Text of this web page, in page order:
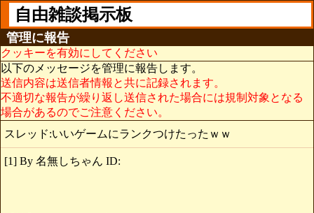
自由雑談掲示板
管理に報告
クッキーを有効にしてください
以下のメッセージを管理に報告します。
送信内容は送信者情報と共に記録されます。
不適切な報告が繰り返し送信された場合には規制対象となる
場合があるのでご注意ください。
スレッド:いいゲームにランクつけたったｗｗ
[1] By 名無しちゃん ID: